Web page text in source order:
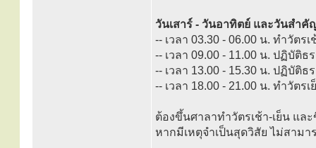
วันเสาร์ - วันอาทิตย์ และวันสำ
-- เวลา 03.30 - 06.00 น. ทำวัตร
-- เวลา 09.00 - 11.00 น. ปฏิบัติธ
-- เวลา 13.00 - 15.30 น. ปฏิบัติธ
-- เวลา 18.00 - 21.00 น. ทำวัตร
ต้องขึ้นศาลาทำวัตรเช้า-เย็น แ
หากมีเหตุจำเป็นสุดวิสัย ไม่สาม